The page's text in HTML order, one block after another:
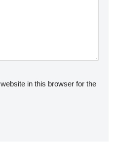
in this browser for the